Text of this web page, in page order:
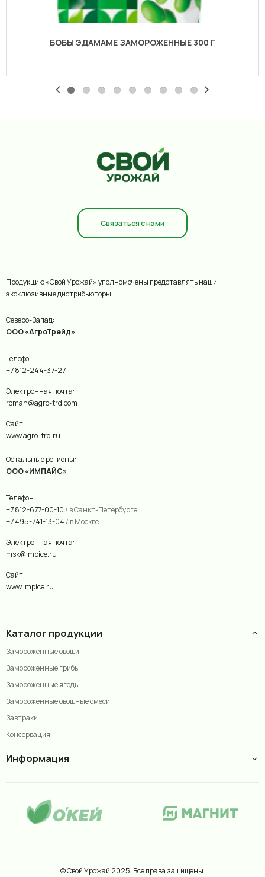
БОБЫ ЭДАМАМЕ ЗАМОРОЖЕННЫЕ 300 Г
Связаться с нами
Продукцию «Свой Урожай» уполномочены представлять наши
эксклюзивные дистрибьюторы:
Северо-Запад:
ООО «АгроТрейд»
Телефон
+7 812-244-37-27
Электронная почта:
roman@agro-trd.com
Сайт:
www.agro-trd.ru
Остальные регионы:
ООО «ИМПАЙС»
Телефон
+7 812-677-00-10 / в Санкт-Петербурге
+7 495-741-13-04 / в Москве
Электронная почта:
msk@impice.ru
Сайт:
www.impice.ru
Каталог продукции
Замороженные овощи
Замороженные грибы
Замороженные ягоды
Замороженные овощные смеси
Завтраки
Консервация
Информация
© Свой Урожай 2025. Все права защищены.